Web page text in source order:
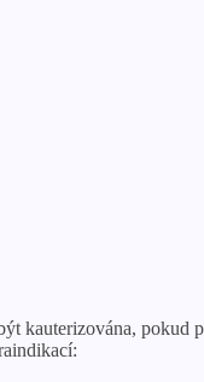
kauterizována, pokud